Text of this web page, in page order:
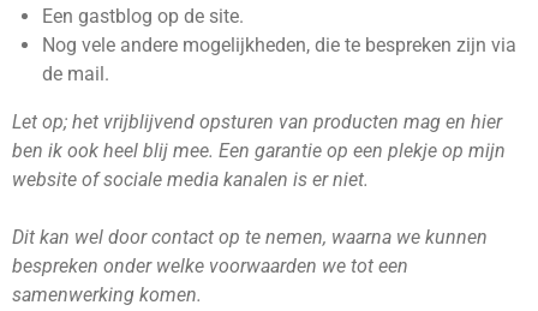
Een gastblog op de site.
Nog vele andere mogelijkheden, die te bespreken zijn via
de mail.
Let op; het vrijblijvend opsturen van producten mag en hier
ben ik ook heel blij mee. Een garantie op een plekje op mijn
website of sociale media kanalen is er niet.
Dit kan wel door contact op te nemen, waarna we kunnen
bespreken onder welke voorwaarden we tot een
samenwerking komen.